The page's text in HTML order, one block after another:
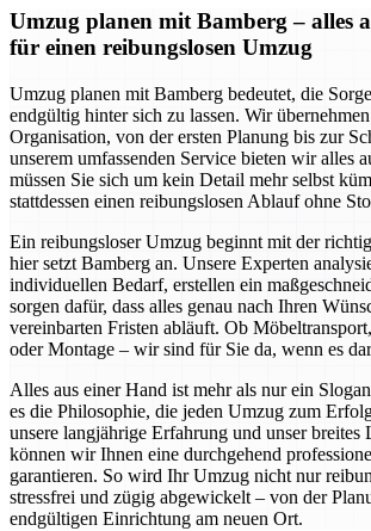
Umzug planen mit Bamberg – alles
für einen reibungslosen Umzug
Umzug planen mit Bamberg bedeutet, die
endgültig hinter sich zu lassen. Wir
Organisation, von der ersten Planung bis zur
unserem umfassenden Service bieten wir alles
müssen Sie sich um kein Detail mehr selbst
stattdessen einen reibungslosen Ablauf ohne
Ein reibungsloser Umzug beginnt mit der
hier setzt Bamberg an. Unsere Experten
individuellen Bedarf, erstellen ein
sorgen dafür, dass alles genau nach Ihren
vereinbarten Fristen abläuft. Ob
oder Montage – wir sind für Sie da, wenn es
Alles aus einer Hand ist mehr als nur ein
es die Philosophie, die jeden Umzug zum
unsere langjährige Erfahrung und unser breites
können wir Ihnen eine durchgehend
garantieren. So wird Ihr Umzug nicht nur
stressfrei und zügig abgewickelt – von der
endgültigen Einrichtung am neuen Ort.